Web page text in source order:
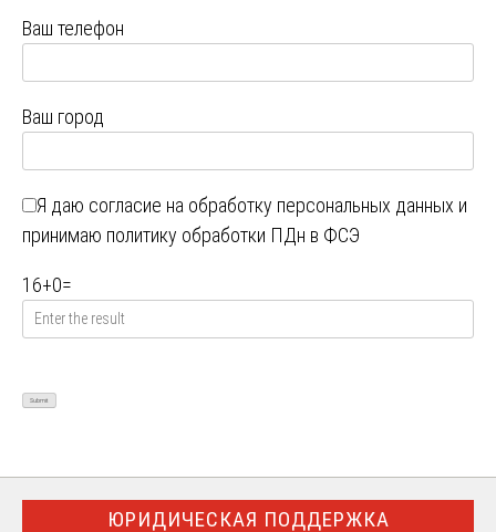
Ваш телефон
Ваш город
Я даю согласие на обработку персональных данных и
принимаю политику обработки ПДн в ФСЭ
16+0=
ЮРИДИЧЕСКАЯ ПОДДЕРЖКА